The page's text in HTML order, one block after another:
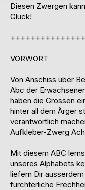
Diesen Zwergen
Glück!
VORWORT
Von Anschiss über
Abc der
haben die Grossen
hinter all dem Ärger
verantwortlich
Aufkleber-Zwerg
Mit diesem ABC
unseres Alphabets
liefern Dir
fürchterliche